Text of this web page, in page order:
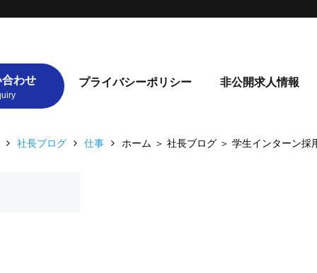
わせ プライバシーポリシー 非公開求人情報
社長ブログ 仕事 ホーム ＞ 社長ブログ ＞ 学生インターン採